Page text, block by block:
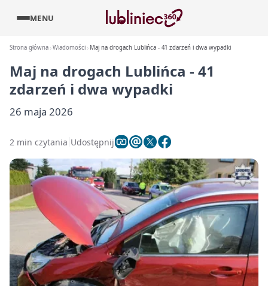
MENU
Strona główna Wiadomości Maj na drogach Lublińca - 41 zdarzeń i dwa wypadki
Maj na drogach Lublińca - 41
zdarzeń i dwa wypadki
26 maja 2026
2 min czytania Udostępnij